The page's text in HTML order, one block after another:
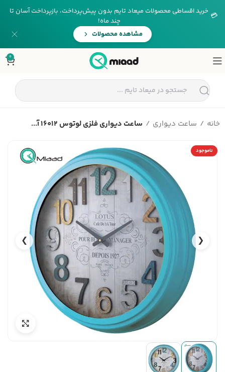
💳 خرید اقساطی محصولات میعاد تایم بدون پیش‌پرداخت، بازپرداخت آسان تا
چند ماه!
مشاهده محصولات
0
خانه ساعت دیواری ساعت دیواری فلزی لوتوس 16012 آ...
ناموجود
❮
❯